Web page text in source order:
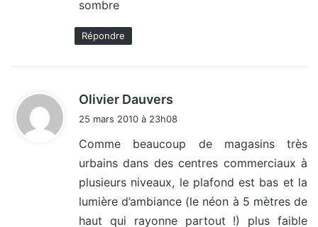
sombre
Répondre
Olivier Dauvers
i
25 mars 2010 à 23h08
Comme beaucoup de magasins très
urbains dans des centres commerciaux à
plusieurs niveaux, le plafond est bas et la
lumière d’ambiance (le néon à 5 mètres de
haut qui rayonne partout !) plus faible